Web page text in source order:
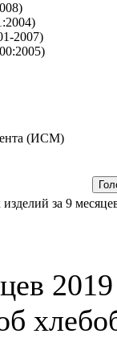
2007)
(ИСМ)
за 9